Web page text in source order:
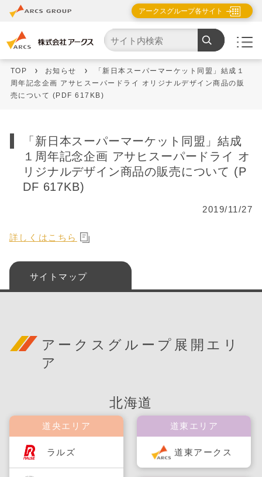
アークスグループ各サイト
TOP お知らせ
「新日本スーパーマーケット同盟」結成１
周年記念企画 アサヒスーパードライ オリジナルデザイン商品の販
売について (PDF 617KB)
「新日本スーパーマーケット同盟」結成
１周年記念企画 アサヒスーパードライ オ
リジナルデザイン商品の販売について (P
DF 617KB)
2019/11/27
詳しくはこちら
サイトマップ
アークスグループ展開エリ
ア
北海道
道央エリア
ラルズ
道東エリア
道東アークス